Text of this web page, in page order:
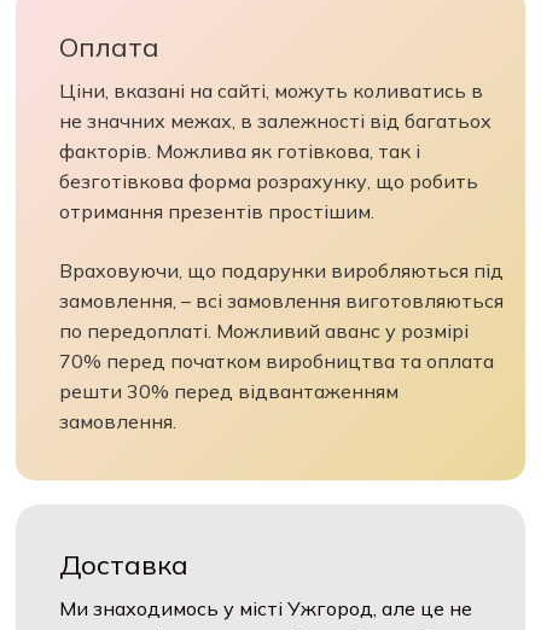
Оплата
Ціни, вказані на сайті, можуть коливатись в
не значних межах, в залежності від багатьох
факторів. Можлива як готівкова, так і
безготівкова форма розрахунку, що робить
отримання презентів простішим.
Враховуючи, що подарунки виробляються під
замовлення, – всі замовлення виготовляються
по передоплаті. Можливий аванс у розмірі
70% перед початком виробництва та оплата
решти 30% перед відвантаженням
замовлення.
Доставка
Ми знаходимось у місті Ужгород, але це не